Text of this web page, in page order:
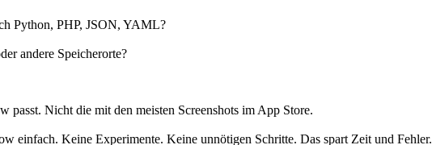
Python, PHP, JSON, YAML?
andere Speicherorte?
passt. Nicht die mit den meisten Screenshots im App Store.
einfach. Keine Experimente. Keine unnötigen Schritte. Das spart Zeit und Fehler.